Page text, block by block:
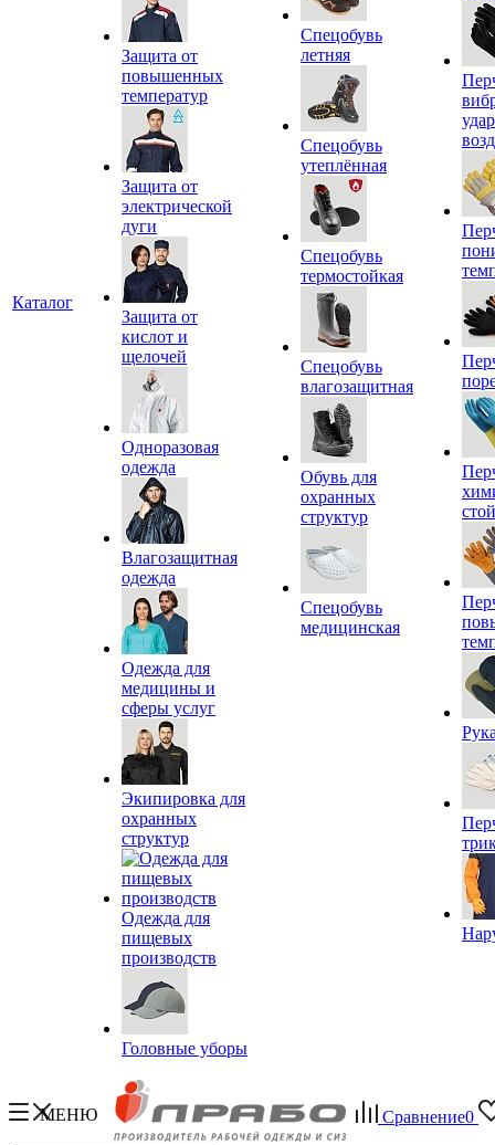
Каталог
Защита от
повышенных
температур
Защита от
электрической
дуги
Защита от
кислот и
щелочей
Одноразовая
одежда
Влагозащитная
одежда
Одежда для
медицины и
сферы услуг
Экипировка для
охранных
структур
Одежда для
пищевых
производств
Головные уборы
Спецобувь
летняя
Спецобувь
утеплённая
Спецобувь
термостойкая
Спецобувь
влагозащитная
Обувь для
охранных
структур
Спецобувь
медицинская
МЕНЮ Сравнение0